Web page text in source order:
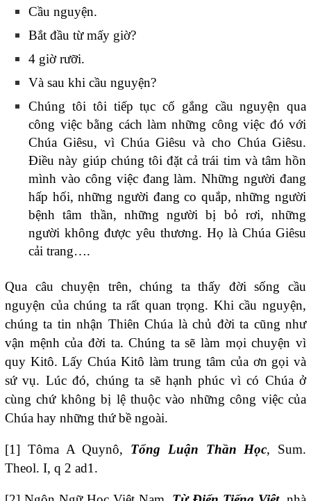
Cầu nguyện.
Bắt đầu từ mấy giờ?
4 giờ rưỡi.
Và sau khi cầu nguyện?
Chúng tôi tôi tiếp tục cố gắng cầu nguyện qua
công việc bằng cách làm những công việc đó với
Chúa Giêsu, vì Chúa Giêsu và cho Chúa Giêsu.
Điều này giúp chúng tôi đặt cả trái tim và tâm hồn
mình vào công việc đang làm. Những người đang
hấp hối, những người đang co quắp, những người
bệnh tâm thần, những người bị bỏ rơi, những
người không được yêu thương. Họ là Chúa Giêsu
cải trang….
Qua câu chuyện trên, chúng ta thấy đời sống cầu
nguyện của chúng ta rất quan trọng. Khi cầu nguyện,
chúng ta tin nhận Thiên Chúa là chủ đời ta cũng như
vận mệnh của đời ta. Chúng ta sẽ làm mọi chuyện vì
quy Kitô. Lấy Chúa Kitô làm trung tâm của ơn gọi và
sứ vụ. Lúc đó, chúng ta sẽ hạnh phúc vì có Chúa ở
cùng chứ không bị lệ thuộc vào những công việc của
Chúa hay những thứ bề ngoài.
[1] Tôma A Quynô, Tổng Luận Thần Học, Sum.
Theol. I, q 2 ad1.